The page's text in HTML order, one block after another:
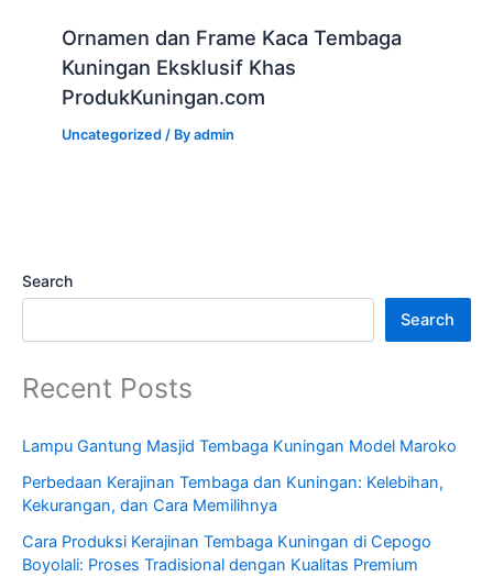
Ornamen dan Frame Kaca Tembaga
Kuningan Eksklusif Khas
ProdukKuningan.com
Uncategorized / Byadmin
Search
Search
Recent Posts
Lampu Gantung Masjid Tembaga Kuningan Model Maroko
Perbedaan Kerajinan Tembaga dan Kuningan: Kelebihan,
Kekurangan, dan Cara Memilihnya
Cara Produksi Kerajinan Tembaga Kuningan di Cepogo
Boyolali: Proses Tradisional dengan Kualitas Premium